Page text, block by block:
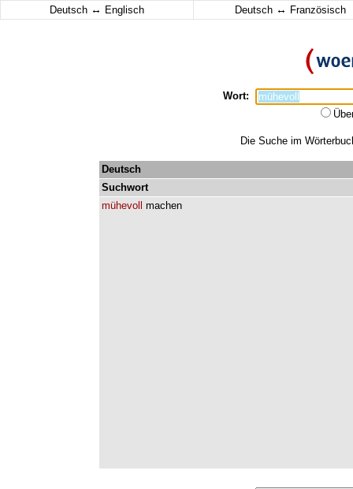
Deutsch ↔ Englisch Deutsch ↔ Französisch
Wort:
Die Suche im
Deutsch
Suchwort
mühevoll
machen